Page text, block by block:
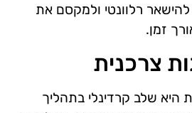
רלוונטי ולמקסם את
זמן.
צרכנית
היא שלב קרדינלי בתהליך